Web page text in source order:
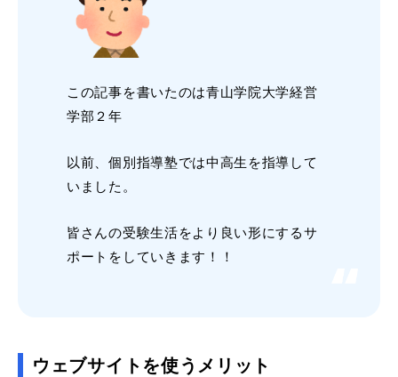
この記事を書いたのは青山学院大学経営
学部２年
以前、個別指導塾では中高生を指導して
いました。
皆さんの受験生活をより良い形にするサ
ポートをしていきます！！
ウェブサイトを使うメリット